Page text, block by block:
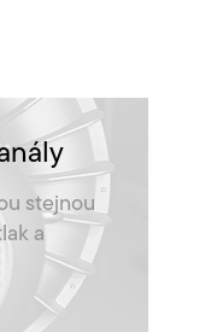
stejnou
a